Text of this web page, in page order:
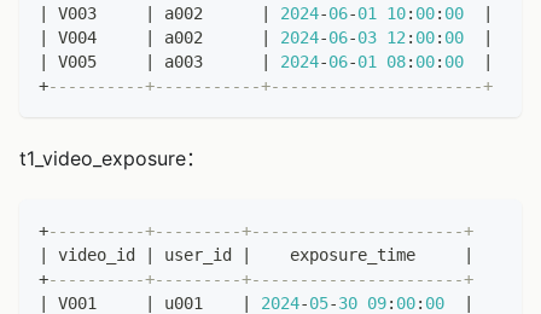
V003 a002 2024-06-01 10: 00: 00
V004 a002 2024-06-03 12 : 00: 00
V005 a003 2024-06-01 08: 00: 00
+----------+-----------+----------------------+
t1_video_exposure：
+----------+---------+----------------------+
video_id user_id
    exposure_time
+----------+---------+----------------------+
V001 u001 2024-05-30 09: 00: 00